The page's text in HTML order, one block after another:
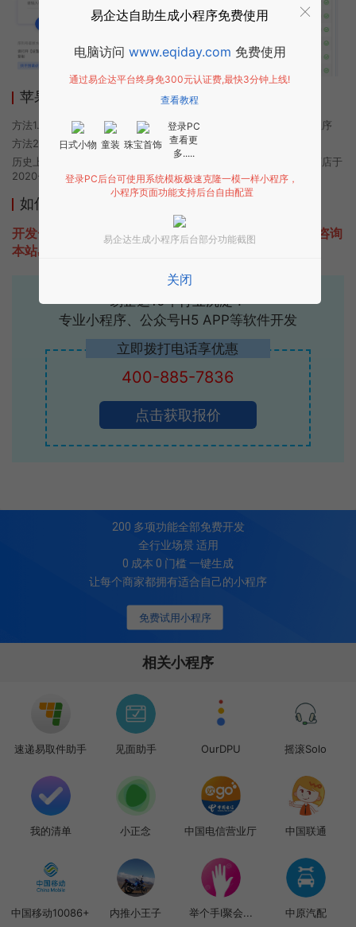
苹果真假鉴定查询小程序使用方法
方法1. 使用微信扫描本页面上方二维码进入苹果真假鉴定查询的小程序
方法2. 在微信中搜索“苹果真假鉴定查询”即可进入小程序
历史上的今时小程序由苹果真假鉴定查询团队开发，易企达小程序商店于
2020-10-12 11:38发布
如何开发类似苹果真假鉴定查询的小程序
开发一款类似苹果真假鉴定查询的小程序不难，只需要咨询
本站易企达客服即可为您定制开发，免费提供报价。
易企达10年行业沉淀！
专业小程序、公众号H5 APP等软件开发
立即拨打电话享优惠
400-885-7836
点击获取报价
免费试用小程序
200 多项功能全部免费开发
全行业场景 适用
0 成本 0 门槛 一键生成
让每个商家都拥有适合自己的小程序
相关小程序
速递易取件助手 见面助手 OurDPU 摇滚Solo
我的清单 小正念 中国电信营业厅 中国联通
中国移动10086+ 内推小王子 举个手I聚会... 中原汽配
易企达自助生成小程序免费使用
电脑访问 www.eqiday.com 免费使用
通过易企达平台终身免300元认证费,最快3分钟上线!
查看教程
日式小物 童装 珠宝首饰
登录PC
查看更
多.....
登录PC后台可使用系统模板极速克隆一模一样小程序，
小程序页面功能支持后台自由配置
易企达生成小程序后台部分功能截图
关闭